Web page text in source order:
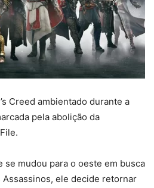
Creed ambientado durante a
pela abolição da
mudou para o oeste em busca
ele decide retornar